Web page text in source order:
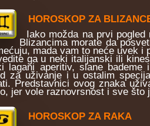
HOROSKOP ZA
Iako možda na prvi pogled
Blizancima morate da
mada vam to neće uvek i
ga u neki italijanski ili
lagani aperitiv, slane bademe
za uživanje i u ostalim
Predstavnici ovog znaka
jer vole raznovrsnost i sve što
HOROSKOP ZA RAKA